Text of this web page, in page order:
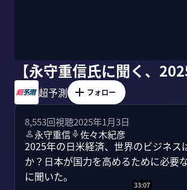
【永守重信氏に聞く、
超予測 フォロー
8,553回視聴2025年1月3日
永守重信
佐々木紀彦
2025年の日米経済、世界のビジネ
か？日本が国力を高めるために必要
に聞いた。
33:07